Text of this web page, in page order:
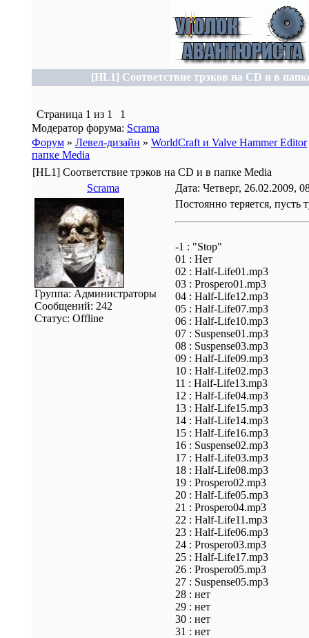
[HL1] Соответствие трэков на CD и в
Страница 1 из 1
1
Модератор форума: Scrama
Форум » Левел-дизайн » WorldCraft и Valve Hammer Editor
папке Media
[HL1] Соответствие трэков на CD и в папке Media
Scrama
Дата: Четверг, 26.02.2009,
Группа: Администраторы
Сообщений: 242
Статус: Offline
Постоянно теряется,
-1 : "Stop"
01 : Нет
02 : Half-Life01.mp3
03 : Prospero01.mp3
04 : Half-Life12.mp3
05 : Half-Life07.mp3
06 : Half-Life10.mp3
07 : Suspense01.mp3
08 : Suspense03.mp3
09 : Half-Life09.mp3
10 : Half-Life02.mp3
11 : Half-Life13.mp3
12 : Half-Life04.mp3
13 : Half-Life15.mp3
14 : Half-Life14.mp3
15 : Half-Life16.mp3
16 : Suspense02.mp3
17 : Half-Life03.mp3
18 : Half-Life08.mp3
19 : Prospero02.mp3
20 : Half-Life05.mp3
21 : Prospero04.mp3
22 : Half-Life11.mp3
23 : Half-Life06.mp3
24 : Prospero03.mp3
25 : Half-Life17.mp3
26 : Prospero05.mp3
27 : Suspense05.mp3
28 : нет
29 : нет
30 : нет
31 : нет